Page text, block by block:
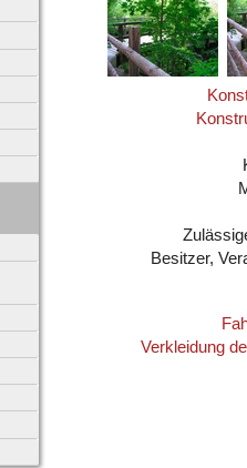
Besitzer,
Verkleidung